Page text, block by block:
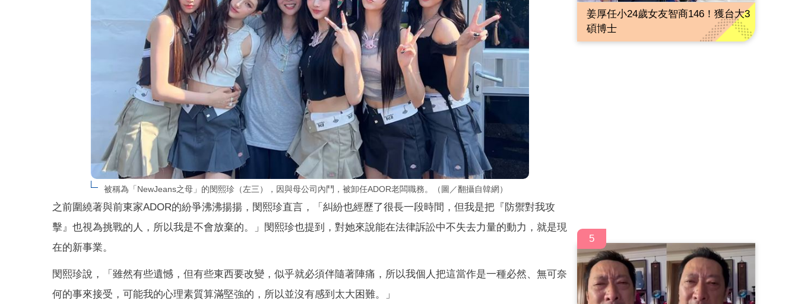
被稱為「NewJeans之母」的閔熙珍（左三），因與母公司內鬥，被卸任ADOR老闆職務。（圖／翻攝自韓網）
之前圍繞著與前東家ADOR的紛爭沸沸揚揚，閔熙珍直言，「糾紛也經歷了很長一段時間，但我是把『防禦對我攻
擊』也視為挑戰的人，所以我是不會放棄的。」閔熙珍也提到，對她來說能在法律訴訟中不失去力量的動力，就是現
在的新事業。
閔熙珍說，「雖然有些遺憾，但有些東西要改變，似乎就必須伴隨著陣痛，所以我個人把這當作是一種必然、無可奈
何的事來接受，可能我的心理素質算滿堅強的，所以並沒有感到太大困難。」
姜厚任小24歲女友智商146！獲台大3
碩博士
5